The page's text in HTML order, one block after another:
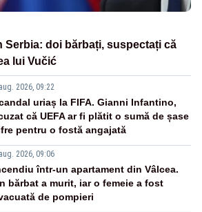
Serbia: doi bărbați, suspectați că
lui Vučić
2026, 09:22
uriaș la FIFA. Gianni Infantino,
că UEFA ar fi plătit o sumă de șase
pentru o fostă angajată
2026, 09:06
într-un apartament din Vâlcea.
bărbat a murit, iar o femeie a fost
de pompieri